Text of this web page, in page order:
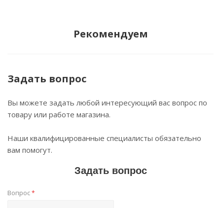
Рекомендуем
Задать вопрос
Вы можете задать любой интересующий вас вопрос по
товару или работе магазина.
Наши квалифицированные специалисты обязательно
вам помогут.
Задать вопрос
Вопрос*